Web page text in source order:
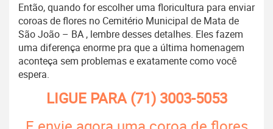
Então, quando for escolher uma floricultura para enviar
coroas de flores no Cemitério Municipal de Mata de
São João – BA , lembre desses detalhes. Eles fazem
uma diferença enorme pra que a última homenagem
aconteça sem problemas e exatamente como você
espera.
LIGUE PARA(71) 3003-5053